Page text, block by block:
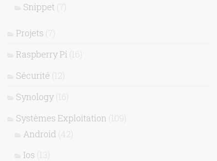
Snippet (7)
Projets (7)
Raspberry Pi (16)
Sécurité (12)
Synology (16)
Systèmes Exploitation (109)
Android (42)
Ios (13)